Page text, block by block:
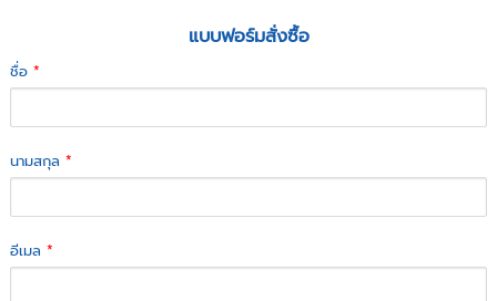
แบบฟอร์มสั่งซื้อ
ชื่อ*
นามสกุล*
อีเมล*